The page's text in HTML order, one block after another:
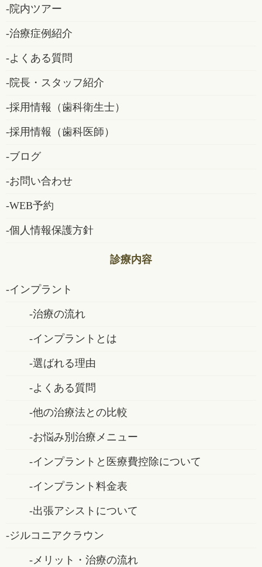
院内ツアー
治療症例紹介
よくある質問
院長・スタッフ紹介
採用情報（歯科衛生士）
採用情報（歯科医師）
ブログ
お問い合わせ
WEB予約
個人情報保護方針
診療内容
インプラント
治療の流れ
インプラントとは
選ばれる理由
よくある質問
他の治療法との比較
お悩み別治療メニュー
インプラントと医療費控除について
インプラント料金表
出張アシストについて
ジルコニアクラウン
メリット・治療の流れ